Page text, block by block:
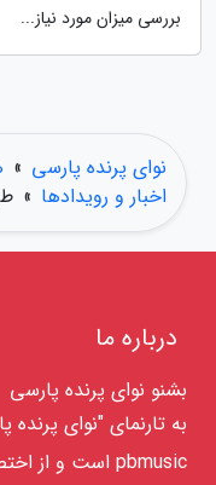
بررسی میزان مورد نیاز...
نوای پرنده پارسی »
اخبار و رویدادها »
درباره ما
بشنو نوای پرنده پارسی
به تارنمای "نوای